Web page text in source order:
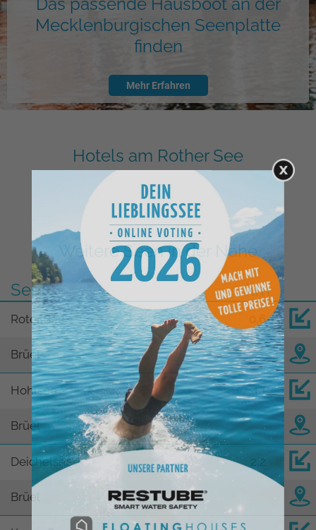
Das passende Hausboot an der
Mecklenburgischen Seenplatte
finden
Mehr Erfahren
Hotels am Rother See
Weitere Seen in der Nähe
See
km
Roter See 0,6
Brüel
Hohlsee 1,1
Brüel
Deichelsee 2,2
Brüel